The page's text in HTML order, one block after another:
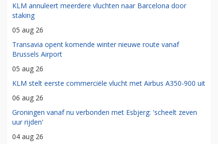
KLM annuleert meerdere vluchten naar Barcelona door
staking
05 aug 26
Transavia opent komende winter nieuwe route vanaf
Brussels Airport
05 aug 26
KLM stelt eerste commerciële vlucht met Airbus A350-900 uit
06 aug 26
Groningen vanaf nu verbonden met Esbjerg: 'scheelt zeven
uur rijden'
04 aug 26